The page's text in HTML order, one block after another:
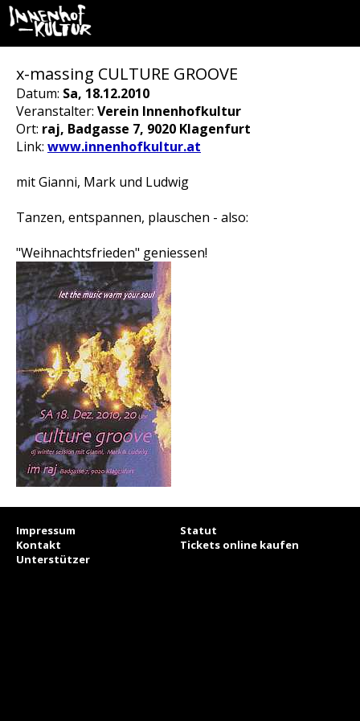
x-massing CULTURE GROOVE
Datum: Sa, 18.12.2010
Veranstalter: Verein Innenhofkultur
Ort: raj, Badgasse 7, 9020 Klagenfurt
Link: www.innenhofkultur.at
mit Gianni, Mark und Ludwig
Tanzen, entspannen, plauschen - also:
"Weihnachtsfrieden" geniessen!
Impressum
Statut
Kontakt
Tickets online kaufen
Unterstützer